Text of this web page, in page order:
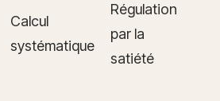
Calcul
systématique
Régulation
par la
satiété